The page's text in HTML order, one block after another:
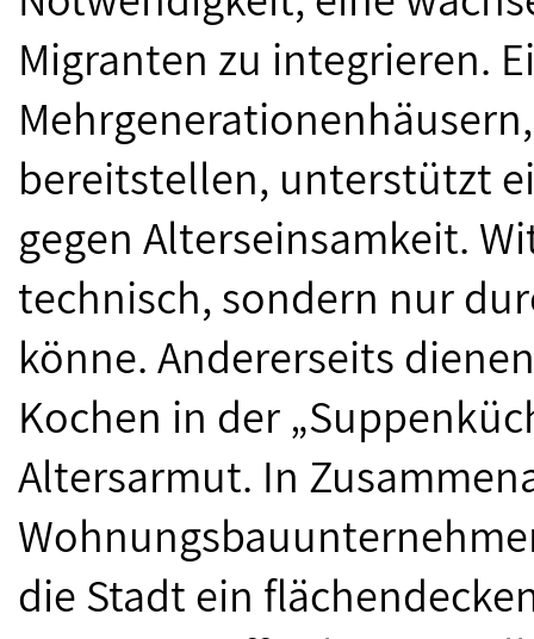
Migranten zu integrieren.
bereitstellen, unterstützt
gegen Alterseinsamkeit.
technisch, sondern nur
könne. Andererseits
Kochen in der
Altersarmut. In
die Stadt ein